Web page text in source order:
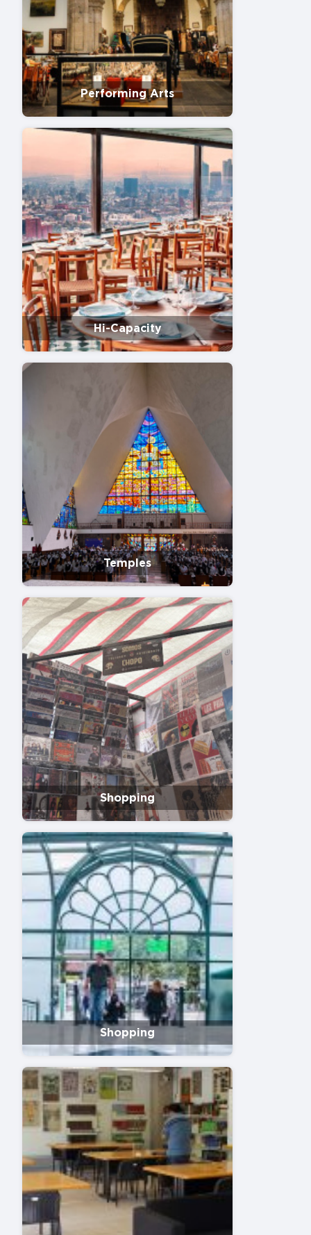
Performing Arts
Hi-Capacity
Temples
Shopping
Shopping